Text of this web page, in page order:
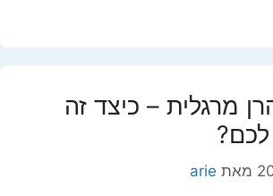
מרגלית – כיצד זה
לכם?
מאת arie